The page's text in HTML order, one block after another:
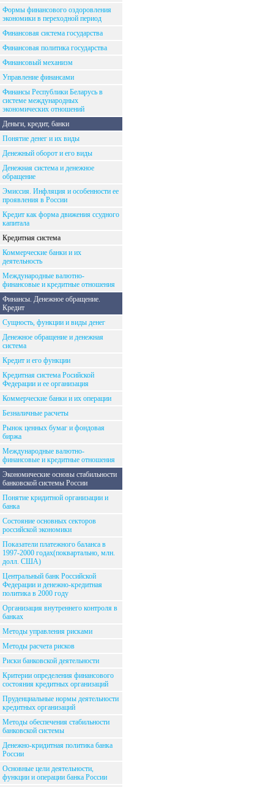
Формы финансового оздоровления
экономики в переходной период
Финансовая система государства
Финансовая политика государства
Финансовый механизм
Управление финансами
Финансы Республики Беларусь в
системе международных
экономических отношений
Деньги, кредит, банки
Понятие денег и их виды
Денежный оборот и его виды
Денежная система и денежное
обращение
Эмиссия. Инфляция и особенности ее
проявления в России
Кредит как форма движения ссудного
капитала
Кредитная система
Коммерческие банки и их
деятельность
Международные валютно-
финансовые и кредитные отношения
Финансы. Денежное обращение.
Кредит
Сущность, функции и виды денег
Денежное обращение и денежная
система
Кредит и его функции
Кредитная система Росийской
Федерации и ее организация
Коммерческие банки и их операции
Безналичные расчеты
Рынок ценных бумаг и фондовая
биржа
Международные валютно-
финансовые и кредитные отношения
Экономические основы стабильности
банковской системы России
Понятие кридитной организации и
банка
Состояние основных секторов
российской экономики
Показатели платежного баланса в
1997-2000 годах(поквартально, млн.
долл. США)
Центральный банк Российской
Федерации и денежно-кредитная
политика в 2000 году
Организация внутреннего контроля в
банках
Методы управления рисками
Методы расчета рисков
Риски банковской деятельности
Критерии определения финансового
состояния кредитных организаций
Пруденциальные нормы деятельности
кредитных организаций
Методы обеспечения стабильности
банковской системы
Денежно-кридитная политика банка
России
Основные цели деятельности,
функции и операции банка России